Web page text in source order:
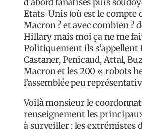
d’abord fanatisés puis
Etats-Unis (où est le compte
Macron ? et avec combien ?
Hillary mais moi ça ne me
Politiquement ils s’appellent
Castaner, Penicaud, Attal,
Macron et les 200 « robots
l’assemblée peu
Voilà monsieur le
renseignement les
à surveiller : les extrémistes